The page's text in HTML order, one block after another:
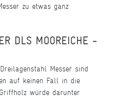
zu etwas ganz
DLS MOOREICHE -
Messer sind
auf keinen Fall in die
würde darunter